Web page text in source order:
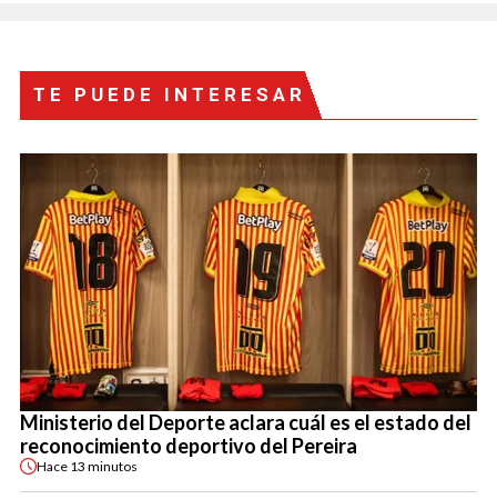
TE PUEDE INTERESAR
Ministerio del Deporte aclara cuál es el estado del
reconocimiento deportivo del Pereira
Hace 13 minutos